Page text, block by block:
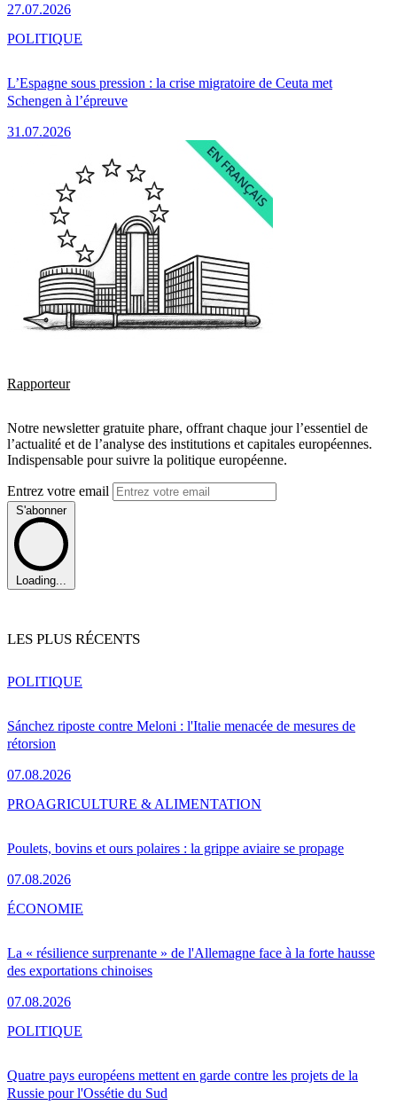
27.07.2026
L’Espagne sous pression : la crise migratoire de Ceuta met
Schengen à l’épreuve
31.07.2026
POLITIQUE
Rapporteur
Notre newsletter gratuite phare, offrant chaque jour l’essentiel de
l’actualité et de l’analyse des institutions et capitales européennes.
Indispensable pour suivre la politique européenne.
Entrez votre email
S'abonner
Loading...
LES PLUS RÉCENTS
Sánchez riposte contre Meloni : l'Italie menacée de mesures de
rétorsion
07.08.2026
POLITIQUE
Poulets, bovins et ours polaires : la grippe aviaire se propage
07.08.2026
PROAGRICULTURE & ALIMENTATION
La « résilience surprenante » de l'Allemagne face à la forte hausse
des exportations chinoises
07.08.2026
ÉCONOMIE
Quatre pays européens mettent en garde contre les projets de la
Russie pour l'Ossétie du Sud
POLITIQUE